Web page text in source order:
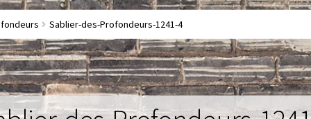
de venteContactCouteauxCréations sur commande
HuîtreLa philosophieLampe à poserLes Collections
1 – Les Machines Fondatrices
Sablier-des-Profondeurs-1241-4